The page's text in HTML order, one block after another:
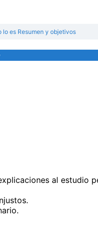
lo es Resumen y objetivos
al estudio